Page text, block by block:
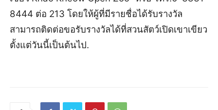
8444 ต่อ 213 โดยให้ผู้ที่มีรายชื่อได้รับรางวัล
สามารถติดต่อขอรับรางวัลได้ที่สวนสัตว์เปิดเขาเขียว
ตั้งแต่วันนี้เป็นต้นไป.